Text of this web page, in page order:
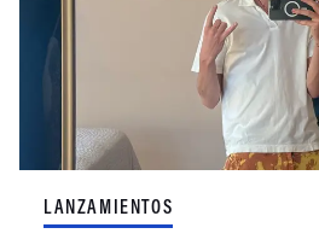
LANZAMIENTOS